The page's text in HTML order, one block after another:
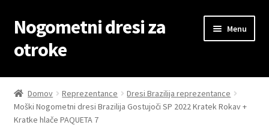
Skip
to
navigation
Skip
to
content
Nogometni dresi za
otroke
Menu
Domov
Blog
Domov Reprezentance
Dresi Brazilija reprezentance
Moški Nogometni dresi Brazilija Gostujoči SP 2022 Kratek Rokav +
Kratke hlače PAQUETA 7